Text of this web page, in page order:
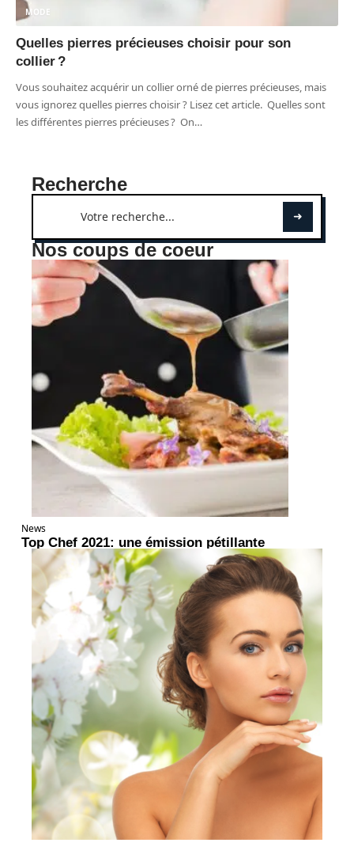
MODE
Quelles pierres précieuses choisir pour son
collier ?
Vous souhaitez acquérir un collier orné de pierres précieuses, mais
vous ignorez quelles pierres choisir ? Lisez cet article. Quelles sont
les différentes pierres précieuses ? On…
Recherche
Nos coups de coeur
News
Top Chef 2021: une émission pétillante